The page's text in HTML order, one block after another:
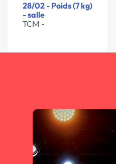
28/02 - Poids (7 kg)
- salle
TCM -